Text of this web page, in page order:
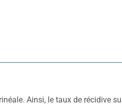
Ainsi, le taux de récidive